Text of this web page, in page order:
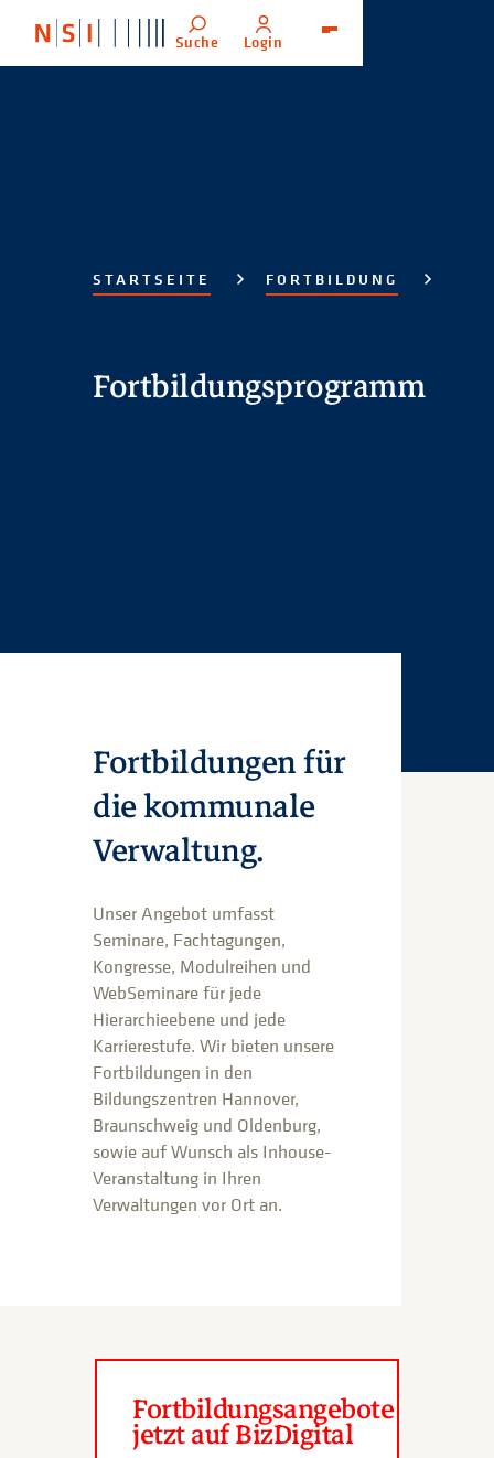
Suche Login
STARTSEITE FORTBILDUNG
Fortbildungsprogramm
Fortbildungen für
die kommunale
Verwaltung.
Unser Angebot umfasst
Seminare, Fachtagungen,
Kongresse, Modulreihen und
WebSeminare für jede
Hierarchieebene und jede
Karrierestufe. Wir bieten unsere
Fortbildungen in den
Bildungszentren Hannover,
Braunschweig und Oldenburg,
sowie auf Wunsch als Inhouse-
Veranstaltung in Ihren
Verwaltungen vor Ort an.
Fortbildungsangebote
jetzt auf BizDigital